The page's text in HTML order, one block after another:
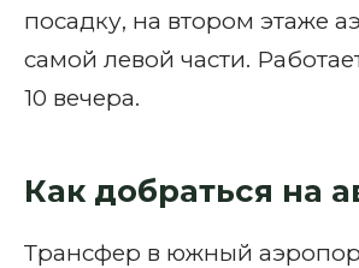
посадку, на втором этаже
самой левой части.
10 вечера.
Как добраться на
Трансфер в южный